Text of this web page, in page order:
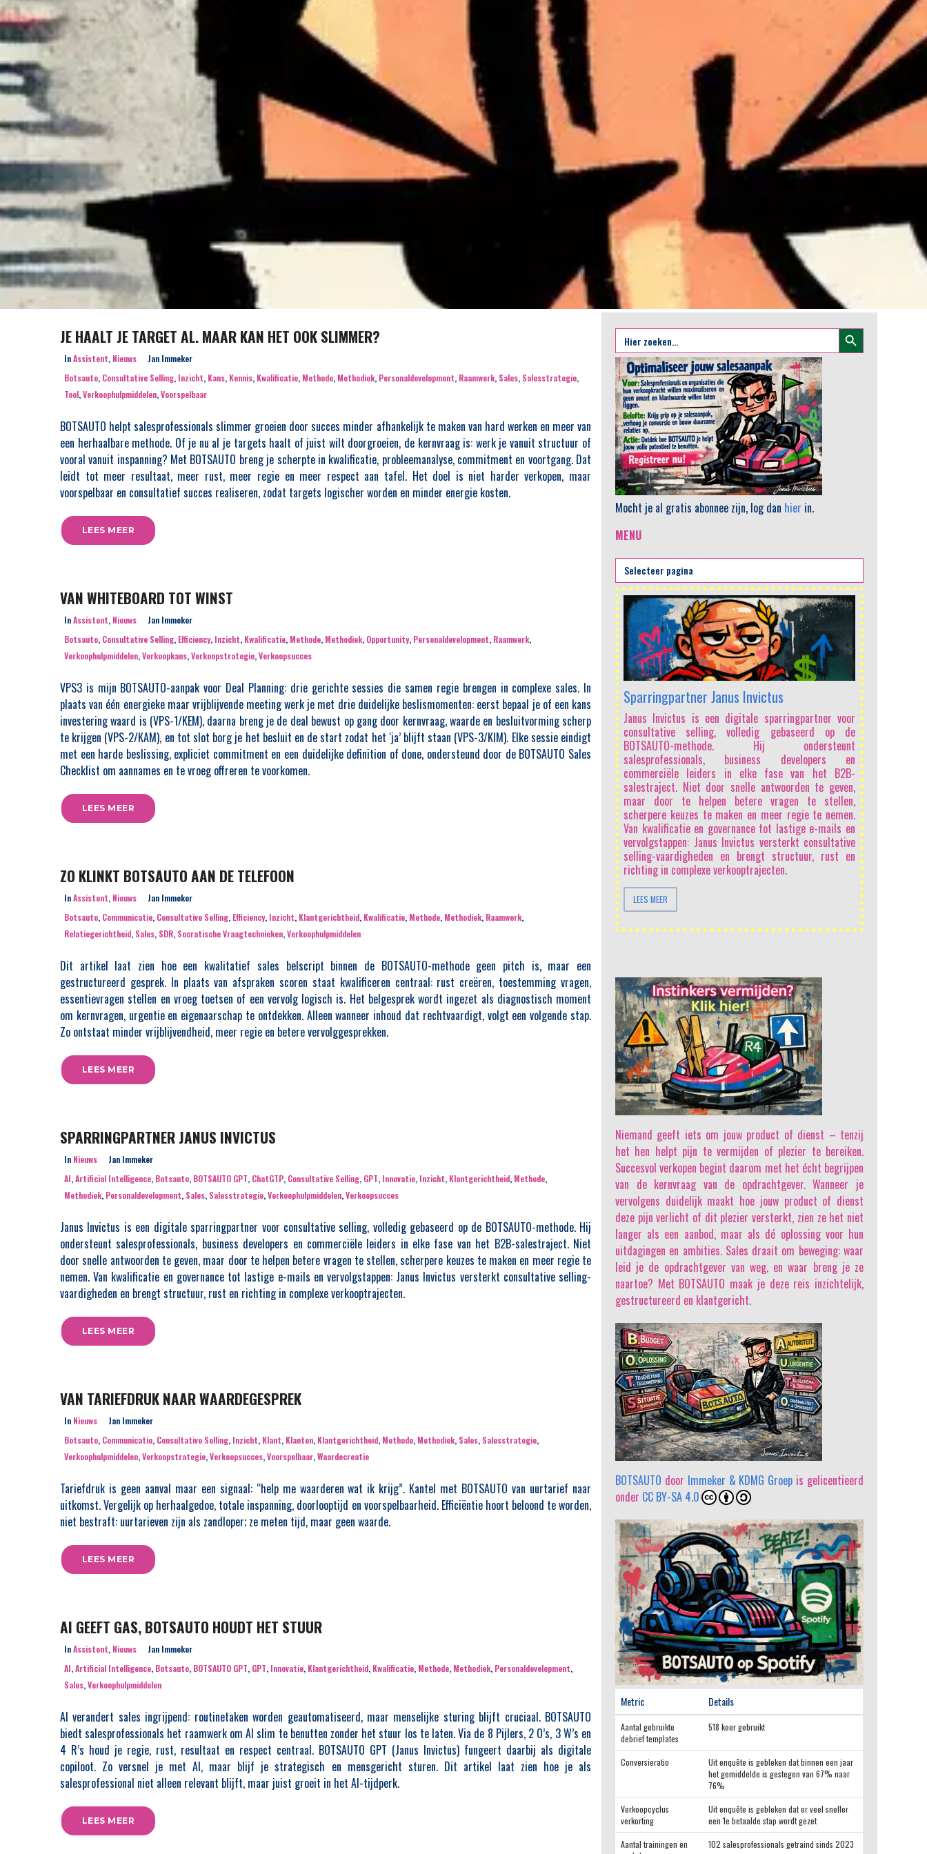
JE HAALT JE TARGET AL. MAAR KAN HET OOK SLIMMER?
InAssistent, Nieuws
Jan Immeker
Botsauto, Consultative Selling, Inzicht, Kans, Kennis, Kwalificatie, Methode, Methodiek, Personaldevelopment, Raamwerk, Sales, Salesstrategie,
Tool,Verkoophulpmiddelen,Voorspelbaar
BOTSAUTO helpt salesprofessionals slimmer groeien door succes minder afhankelijk te maken van hard werken en meer van
een herhaalbare methode. Of je nu al je targets haalt of juist wilt doorgroeien, de kernvraag is: werk je vanuit structuur of
vooral vanuit inspanning? Met BOTSAUTO breng je scherpte in kwalificatie, probleemanalyse, commitment en voortgang. Dat
leidt tot meer resultaat, meer rust, meer regie en meer respect aan tafel. Het doel is niet harder verkopen, maar
voorspelbaar en consultatief succes realiseren, zodat targets logischer worden en minder energie kosten.
LEES MEER
VAN WHITEBOARD TOT WINST
InAssistent, Nieuws
Jan Immeker
Botsauto, Consultative Selling, Efficiency, Inzicht, Kwalificatie, Methode, Methodiek, Opportunity, Personaldevelopment, Raamwerk,
Verkoophulpmiddelen,Verkoopkans,Verkoopstrategie,Verkoopsucces
VPS3 is mijn BOTSAUTO-aanpak voor Deal Planning: drie gerichte sessies die samen regie brengen in complexe sales. In
plaats van één energieke maar vrijblijvende meeting werk je met drie duidelijke beslismomenten: eerst bepaal je of een kans
investering waard is (VPS-1/KEM), daarna breng je de deal bewust op gang door kernvraag, waarde en besluitvorming scherp
te krijgen (VPS-2/KAM), en tot slot borg je het besluit en de start zodat het ‘ja’ blijft staan (VPS-3/KIM). Elke sessie eindigt
met een harde beslissing, expliciet commitment en een duidelijke definition of done, ondersteund door de BOTSAUTO Sales
Checklist om aannames en te vroeg offreren te voorkomen.
LEES MEER
ZO KLINKT BOTSAUTO AAN DE TELEFOON
InAssistent, Nieuws
Jan Immeker
Botsauto, Communicatie, Consultative Selling, Efficiency, Inzicht, Klantgerichtheid, Kwalificatie, Methode, Methodiek, Raamwerk,
Relatiegerichtheid, Sales, SDR, Socratische Vraagtechnieken,Verkoophulpmiddelen
Dit artikel laat zien hoe een kwalitatief sales belscript binnen de BOTSAUTO-methode geen pitch is, maar een
gestructureerd gesprek. In plaats van afspraken scoren staat kwalificeren centraal: rust creëren, toestemming vragen,
essentievragen stellen en vroeg toetsen of een vervolg logisch is. Het belgesprek wordt ingezet als diagnostisch moment
om kernvragen, urgentie en eigenaarschap te ontdekken. Alleen wanneer inhoud dat rechtvaardigt, volgt een volgende stap.
Zo ontstaat minder vrijblijvendheid, meer regie en betere vervolggesprekken.
LEES MEER
SPARRINGPARTNER JANUS INVICTUS
In Nieuws
Jan Immeker
AI,Artificial Intelligence, Botsauto, BOTSAUTO GPT, ChatGTP, Consultative Selling, GPT, Innovatie, Inzicht, Klantgerichtheid, Methode,
Methodiek, Personaldevelopment, Sales, Salesstrategie,Verkoophulpmiddelen,Verkoopsucces
Janus Invictus is een digitale sparringpartner voor consultative selling, volledig gebaseerd op de BOTSAUTO-methode. Hij
ondersteunt salesprofessionals, business developers en commerciële leiders in elke fase van het B2B-salestraject. Niet
door snelle antwoorden te geven, maar door te helpen betere vragen te stellen, scherpere keuzes te maken en meer regie te
nemen. Van kwalificatie en governance tot lastige e-mails en vervolgstappen: Janus Invictus versterkt consultative selling-
vaardigheden en brengt structuur, rust en richting in complexe verkooptrajecten.
LEES MEER
VAN TARIEFDRUK NAAR WAARDEGESPREK
In Nieuws
Jan Immeker
Botsauto, Communicatie, Consultative Selling, Inzicht, Klant, Klanten, Klantgerichtheid, Methode, Methodiek, Sales, Salesstrategie,
Verkoophulpmiddelen,Verkoopstrategie,Verkoopsucces,Voorspelbaar,Waardecreatie
Tariefdruk is geen aanval maar een signaal: “help me waarderen wat ik krijg”. Kantel met BOTSAUTO van uurtarief naar
uitkomst. Vergelijk op herhaalgedoe, totale inspanning, doorlooptijd en voorspelbaarheid. Efficiëntie hoort beloond te worden,
niet bestraft: uurtarieven zijn als zandloper; ze meten tijd, maar geen waarde.
LEES MEER
AI GEEFT GAS, BOTSAUTO HOUDT HET STUUR
InAssistent, Nieuws
Jan Immeker
AI,Artificial Intelligence, Botsauto, BOTSAUTO GPT, GPT, Innovatie, Klantgerichtheid, Kwalificatie, Methode, Methodiek, Personaldevelopment,
Sales,Verkoophulpmiddelen
AI verandert sales ingrijpend: routinetaken worden geautomatiseerd, maar menselijke sturing blijft cruciaal. BOTSAUTO
biedt salesprofessionals het raamwerk om AI slim te benutten zonder het stuur los te laten. Via de 8 Pijlers, 2 O’s, 3 W’s en
4 R’s houd je regie, rust, resultaat en respect centraal. BOTSAUTO GPT (Janus Invictus) fungeert daarbij als digitale
copiloot. Zo versnel je met AI, maar blijf je strategisch en mensgericht sturen. Dit artikel laat zien hoe je als
salesprofessional niet alleen relevant blijft, maar juist groeit in het AI-tijdperk.
LEES MEER
Zoek
naar:
Zoekknop
Mocht je al gratis abonnee zijn, log dan hier in.
MENU
intelligentie
AI maakt het
communicatie,
en ontstaat er
gaat op
worden bovendien
waardoor
zoals
minder
ligt daarom
Goede
signalen,
verborgen
spanningen te
inzicht maakt een
wereld waarin AI
VPS3 is mijn BOTSAUTO-aanpak voor Deal Planning:
drie gerichte sessies die samen regie brengen in
complexe sales. In plaats van één energieke maar
vrijblijvende meeting werk je met drie duidelijke
beslismomenten: eerst bepaal je of een kans
investering waard is (VPS-1/KEM), daarna breng je de
deal bewust op gang door kernvraag, waarde en
slot borg je het besluit en de start zodat het ‘ja’ blijft
staan (VPS-3/KIM). Elke sessie eindigt met een harde
beslissing, expliciet commitment en een duidelijke
voorkomen.
LEES MEER
Zo klinkt BOTSAUTO aan de telefoon
Dit artikel laat zien hoe een kwalitatief sales
belscript binnen de BOTSAUTO-methode geen pitch is,
maar een gestructureerd gesprek. In plaats van
afspraken scoren staat kwalificeren centraal: rust
Sparringpartner Janus Invictus
Janus Invictus is een digitale sparringpartner voor
consultative selling, volledig gebaseerd op de
BOTSAUTO-methode. Hij ondersteunt
salesprofessionals, business developers en
commerciële leiders in elke fase van het B2B-
salestraject. Niet door snelle antwoorden te geven,
maar door te helpen betere vragen te stellen,
scherpere keuzes te maken en meer regie te nemen.
Van kwalificatie en governance tot lastige e-mails en
vervolgstappen: Janus Invictus versterkt consultative
selling-vaardigheden en brengt structuur, rust en
richting in complexe verkooptrajecten.
LEES MEER
Niemand geeft iets om jouw product of dienst – tenzij
het hen helpt pijn te vermijden of plezier te bereiken.
Succesvol verkopen begint daarom met het écht begrijpen
van de kernvraag van de opdrachtgever. Wanneer je
vervolgens duidelijk maakt hoe jouw product of dienst
deze pijn verlicht of dit plezier versterkt, zien ze het niet
langer als een aanbod, maar als dé oplossing voor hun
uitdagingen en ambities. Sales draait om beweging: waar
leid je de opdrachtgever van weg, en waar breng je ze
naartoe? Met BOTSAUTO maak je deze reis inzichtelijk,
gestructureerd en klantgericht.
BOTSAUTO door Immeker & KDMG Groep is gelicentieerd
onder CC BY-SA 4.0
Metric Details
Aantal gebruikte
debrief templates
518 keer gebruikt
Conversieratio
Uit enquête is gebleken dat binnen een jaar
het gemiddelde is gestegen van 67% naar
76%
Verkoopcyclus
verkorting
Uit enquête is gebleken dat er veel sneller
een 1e betaalde stap wordt gezet
Aantal trainingen en
102 salesprofessionals getraind sinds 2023